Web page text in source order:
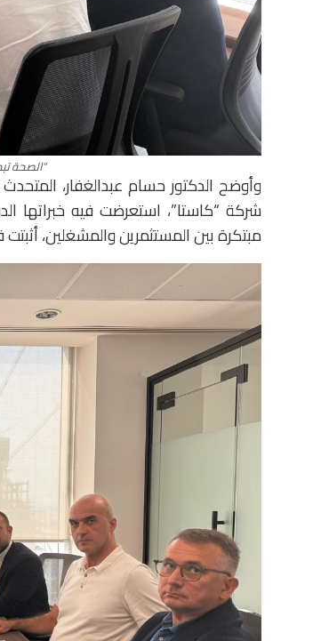
“الصحة
وأوضح الدكتور حسام عبدالغفار،
شركة “كاستا”، استعرضت فيه خبراتها
مبتكرة بين المستثمرين والمشغلين،